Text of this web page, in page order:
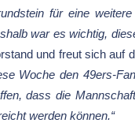
für eine
war es wichtig,
und freut sich auf
Woche den 49ers-
dass die
werden können.“